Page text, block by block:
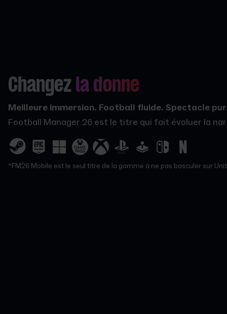
Changez la donne
Meilleure immersion. Football fluide. Spectacle
Football Manager 26 est le titre qui fait évoluer la
*FM26 Mobile est le seul titre de la gamme à ne pas basculer sur